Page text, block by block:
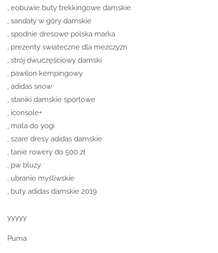
, eobuwie buty trekkingowe damskie
, sandały w góry damskie
, spodnie dresowe polska marka
, prezenty swiateczne dla mezczyzn
, strój dwuczęściowy damski
, pawilon kempingowy
, adidas snow
, staniki damskie sportowe
, iconsole+
, mata do yogi
, szare dresy adidas damskie
, tanie rowery do 500 zł
, pw bluzy
, ubranie myśliwskie
, buty adidas damskie 2019
yyyyy
Puma